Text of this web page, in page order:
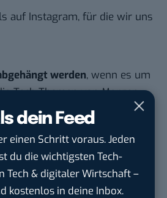
dein Feed
einen Schritt voraus. Jeden
du die wichtigsten Tech-
Tech & digitaler Wirtschaft –
kostenlos in deine Inbox.
auf Instagram, für die wir uns
werden, wenn es um
Tech-Themen von Morgen
Leser bekommen jeden
Briefing mit den
Tages – und sichern sich
Hier kannst du dich